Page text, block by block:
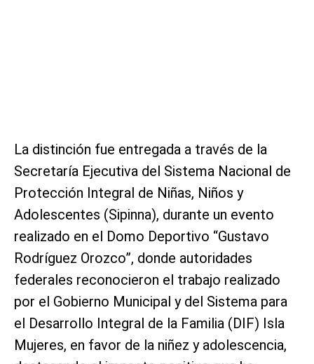
La distinción fue entregada a través de la
Secretaría Ejecutiva del Sistema Nacional de
Protección Integral de Niñas, Niños y
Adolescentes (Sipinna), durante un evento
realizado en el Domo Deportivo “Gustavo
Rodríguez Orozco”, donde autoridades
federales reconocieron el trabajo realizado
por el Gobierno Municipal y del Sistema para
el Desarrollo Integral de la Familia (DIF) Isla
Mujeres, en favor de la niñez y adolescencia,